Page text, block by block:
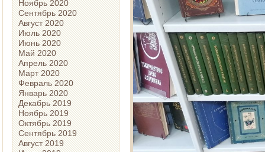
Ноябрь 2020
Сентябрь 2020
Август 2020
Июль 2020
Июнь 2020
Май 2020
Апрель 2020
Март 2020
Февраль 2020
Январь 2020
Декабрь 2019
Ноябрь 2019
Октябрь 2019
Сентябрь 2019
Август 2019